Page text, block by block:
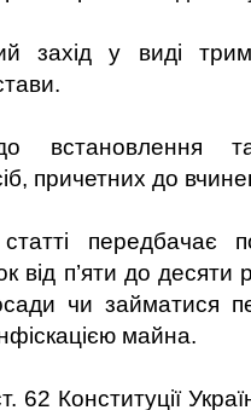
захід у виді
встановлення
причетних до
статті передбачає
від п’яти до десяти
чи займатися
майна.
62 Конституції